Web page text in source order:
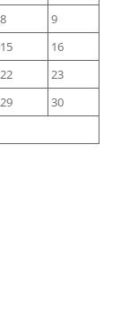
8
9
15
16
22
23
29
30